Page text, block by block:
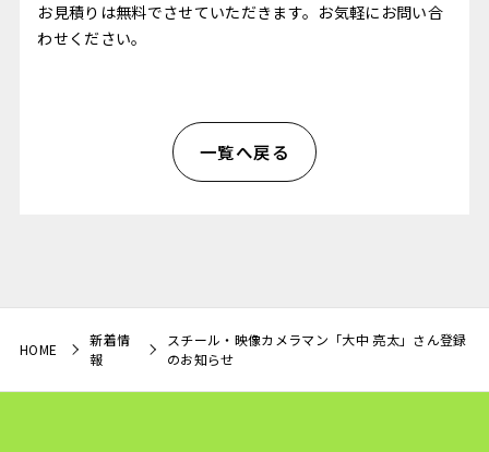
お見積りは無料でさせていただきます。お気軽に お問い合
わせ ください。
一覧へ戻る
HOME
新着情
報
スチール・映像カメラマン「大中 亮太」さん登録
のお知らせ